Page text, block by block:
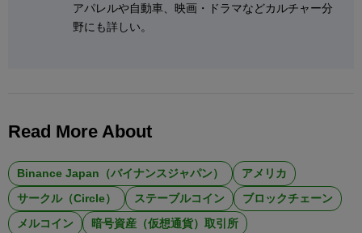
アパレルや自動車、映画・ドラマなどカルチャー分
野にも詳しい。
Read More About
Binance Japan（バイナンスジャパン）
アメリカ
サークル（Circle）
ステーブルコイン
ブロックチェーン
メルコイン
暗号資産（仮想通貨）取引所